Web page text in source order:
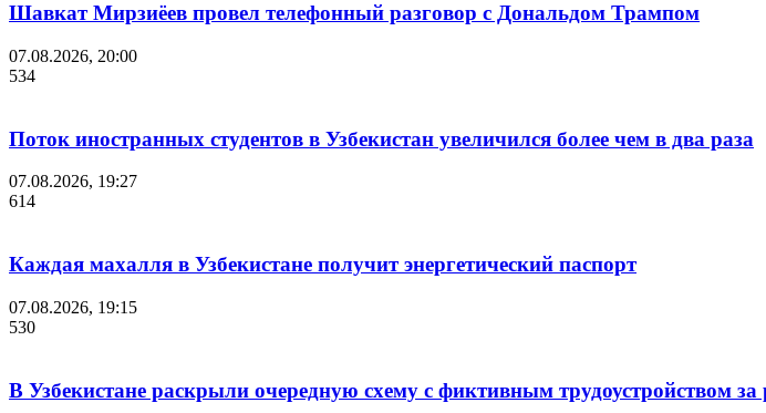
Шавкат Мирзиёев провел телефонный разговор с Дональдом Трампом
07.08.2026, 20:00
534
Поток иностранных студентов в Узбекистан увеличился более чем в два раза
07.08.2026, 19:27
614
Каждая махалля в Узбекистане получит энергетический паспорт
07.08.2026, 19:15
530
В Узбекистане раскрыли очередную схему с фиктивным трудоустройством